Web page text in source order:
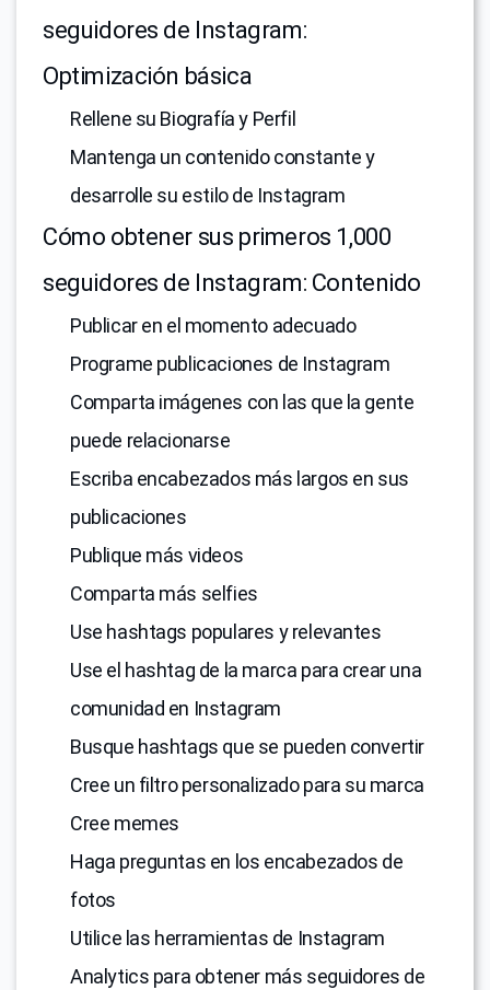
seguidores de Instagram:
Optimización básica
Rellene su Biografía y Perfil
Mantenga un contenido constante y
desarrolle su estilo de Instagram
Cómo obtener sus primeros 1,000
seguidores de Instagram: Contenido
Publicar en el momento adecuado
Programe publicaciones de Instagram
Comparta imágenes con las que la gente
puede relacionarse
Escriba encabezados más largos en sus
publicaciones
Publique más videos
Comparta más selfies
Use hashtags populares y relevantes
Use el hashtag de la marca para crear una
comunidad en Instagram
Busque hashtags que se pueden convertir
Cree un filtro personalizado para su marca
Cree memes
Haga preguntas en los encabezados de
fotos
Utilice las herramientas de Instagram
Analytics para obtener más seguidores de